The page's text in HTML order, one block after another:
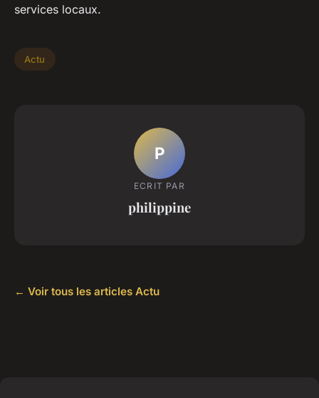
services locaux.
Actu
P
ECRIT PAR
philippine
← Voir tous les articles Actu